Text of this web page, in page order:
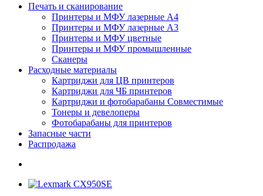
Печать и сканирование
Принтеры и МФУ лазерные А4
Принтеры и МФУ лазерные А3
Принтеры и МФУ цветные
Принтеры и МФУ промышленные
Сканеры
Расходные материалы
Картриджи для ЦВ принтеров
Картриджи для ЧБ принтеров
Картриджи и фотобарабаны Совместимые
Тонеры и девелоперы
Фотобарабаны для принтеров
Запасные части
Распродажа